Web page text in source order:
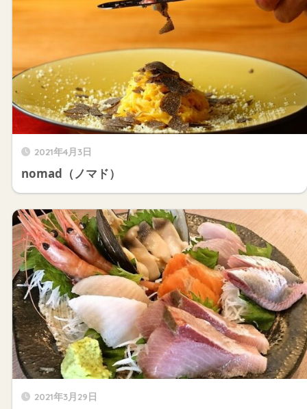
2021年4月3日
nomad（ノマド）
2021年3月29日